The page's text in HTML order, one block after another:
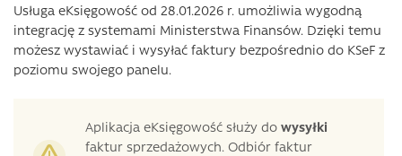
Usługa eKsięgowość od 28.01.2026 r. umożliwia wygodną
integrację z systemami Ministerstwa Finansów. Dzięki temu
możesz wystawiać i wysyłać faktury bezpośrednio do KSeF z
poziomu swojego panelu.
Aplikacja eKsięgowość służy do wysyłki
faktur sprzedażowych. Odbiór faktur